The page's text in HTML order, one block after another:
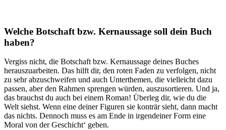
Welche Botschaft bzw. Kernaussage soll dein Buch
haben?
Vergiss nicht, die Botschaft bzw. Kernaussage deines Buches
herauszuarbeiten. Das hilft dir, den roten Faden zu verfolgen, nicht
zu sehr abzuschweifen und auch Unterthemen, die vielleicht dazu
passen, aber den Rahmen sprengen würden, auszusortieren. Und ja,
das brauchst du auch bei einem Roman! Überleg dir, wie du die
Welt siehst. Wenn eine deiner Figuren sie konträr sieht, dann macht
das nichts. Dennoch muss es am Ende in irgendeiner Form eine
Moral von der Geschicht‘ geben.